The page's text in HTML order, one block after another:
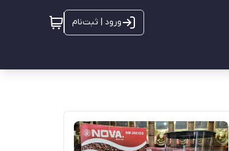
ورود | ثبت‌نام